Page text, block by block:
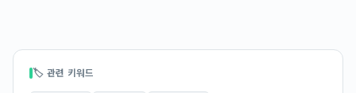
🏷 관련 키워드